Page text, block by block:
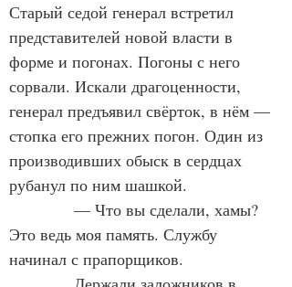
Старый седой генерал встретил
представителей новой власти в
форме и погонах. Погоны с него
сорвали. Искали драгоценности,
генерал предъявил свёрток, в нём —
стопка его прежних погон. Один из
производивших обыск в сердцах
рубанул по ним шашкой.
— Что вы сделали, хамы?
Это ведь моя память. Службу
начинал с прапорщиков.